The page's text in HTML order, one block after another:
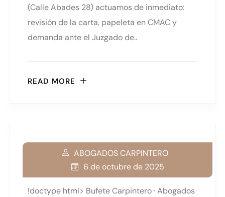
(Calle Abades 28) actuamos de inmediato:
revisión de la carta, papeleta en CMAC y
demanda ante el Juzgado de..
READ MORE
ABOGADOS CARPINTERO
6 de octubre de 2025
!doctype html> Bufete Carpintero · Abogados